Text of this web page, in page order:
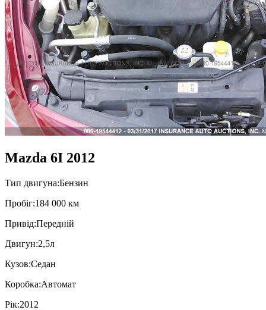
Mazda 6I 2012
Тип двигуна:Бензин
Пробiг:184 000 км
Привiд:Передній
Двигун:2,5л
Кузов:Седан
Коробка:Автомат
Рік:2012